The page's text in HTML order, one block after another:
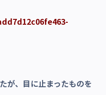
が、目に止まったものを